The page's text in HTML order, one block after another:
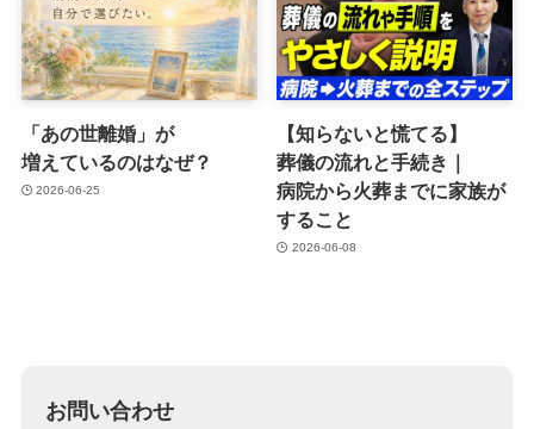
「あの​世離婚」が​
増えているのは​なぜ？
2026-06-25
【知らないと​慌てる​】
葬儀の​流れと​手続き｜
病院から​火葬までに​家族が​
する​こと
2026-06-08
お問い合わせ